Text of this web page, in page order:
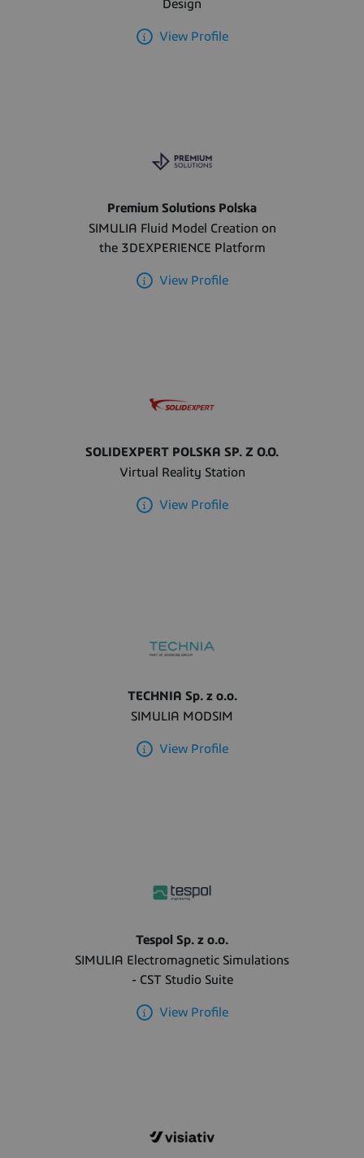
Design
View Profile
Premium Solutions Polska
SIMULIA Fluid Model Creation on
the 3DEXPERIENCE Platform
View Profile
SOLIDEXPERT POLSKA SP. Z O.O.
Virtual Reality Station
View Profile
TECHNIA Sp. z o.o.
SIMULIA MODSIM
View Profile
Tespol Sp. z o.o.
SIMULIA Electromagnetic Simulations
- CST Studio Suite
View Profile